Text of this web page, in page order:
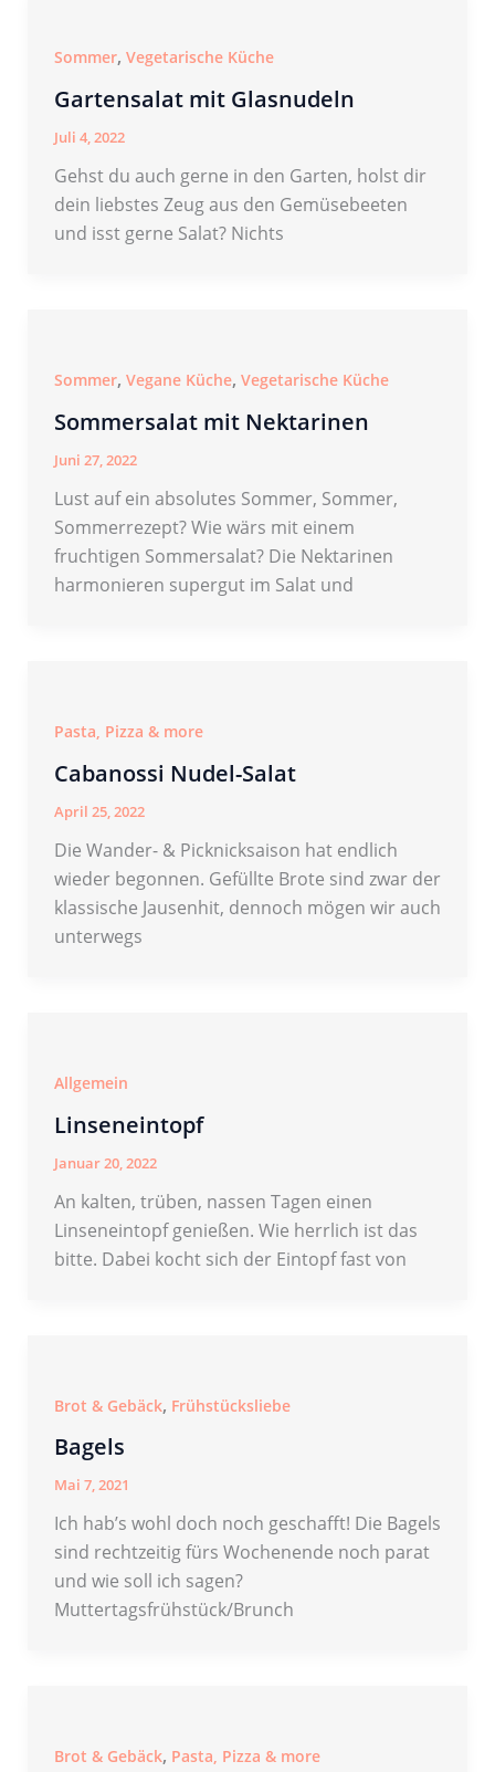
Sommer, Vegetarische Küche
Gartensalat mit Glasnudeln
Juli 4, 2022
Gehst du auch gerne in den Garten, holst dir
dein liebstes Zeug aus den Gemüsebeeten
und isst gerne Salat? Nichts
Sommer, Vegane Küche, Vegetarische Küche
Sommersalat mit Nektarinen
Juni 27, 2022
Lust auf ein absolutes Sommer, Sommer,
Sommerrezept? Wie wärs mit einem
fruchtigen Sommersalat? Die Nektarinen
harmonieren supergut im Salat und
Pasta, Pizza & more
Cabanossi Nudel-Salat
April 25, 2022
Die Wander- & Picknicksaison hat endlich
wieder begonnen. Gefüllte Brote sind zwar der
klassische Jausenhit, dennoch mögen wir auch
unterwegs
Allgemein
Linseneintopf
Januar 20, 2022
An kalten, trüben, nassen Tagen einen
Linseneintopf genießen. Wie herrlich ist das
bitte. Dabei kocht sich der Eintopf fast von
Brot & Gebäck, Frühstücksliebe
Bagels
Mai 7, 2021
Ich hab’s wohl doch noch geschafft! Die Bagels
sind rechtzeitig fürs Wochenende noch parat
und wie soll ich sagen?
Muttertagsfrühstück/Brunch
Brot & Gebäck, Pasta, Pizza & more